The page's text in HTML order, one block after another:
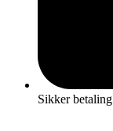
Sikker betaling